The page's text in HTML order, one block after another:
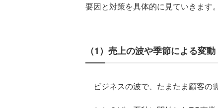
要因と対策を具体的に見ていきます。
（1）売上の波や季節による変動
ビジネスの波で、たまたま顧客の